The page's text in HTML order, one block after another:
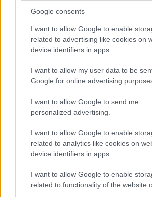
Google consents
I want to allow Google to enable
related to advertising like cookies on
device identifiers in apps.
I want to allow my user data to be
Google for online advertising
I want to allow Google to send me
personalized advertising.
I want to allow Google to enable
related to analytics like cookies on
device identifiers in apps.
I want to allow Google to enable
related to functionality of the website
Scopri il Voucher Doppia Transizione
Linda Pellegrini · 6 Ago 2026
FOCUS PMI